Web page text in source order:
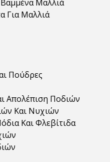
Μαλλιά
Για Μαλλιά
Πούδρες
Απολέπιση Ποδιών
Και Νυχιών
Και Φλεβίτιδα